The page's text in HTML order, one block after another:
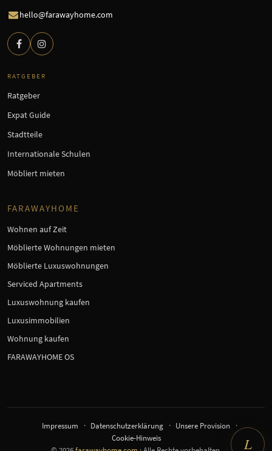
hello@farawayhome.com
RATGEBER
Ratgeber
Expat Guide
Stadtteile
Internationale Schulen
Möbliert mieten
FARAWAYHOME
Wohnen auf Zeit
Möblierte Wohnungen mieten
Möblierte Luxuswohnungen
Serviced Apartments
Luxuswohnung kaufen
Luxusimmobilien
Wohnung kaufen
FARAWAYHOME OS
Impressum Datenschutzerklärung
Unsere Provision
Cookie-Hinweis
L